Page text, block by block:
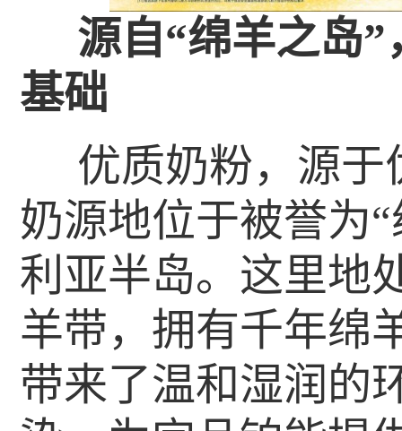
源自“绵羊之岛
基础
优质奶粉，源
奶源地位于被誉为
利亚半岛。这里地
羊带，拥有千年绵
带来了温和湿润的